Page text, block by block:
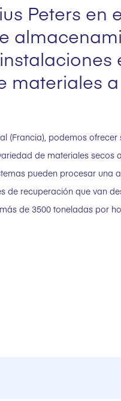
Peters en
materiales
(Francia), podemos
de materiales secos
pueden procesar
recuperación que van
de 3500 toneladas por